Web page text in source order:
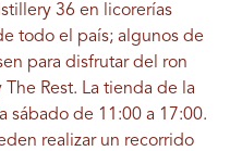
36 en licorerías
todo el país; algunos de
para disfrutar del ron
Rest. La tienda de la
sábado de 11:00 a 17:00.
realizar un recorrido